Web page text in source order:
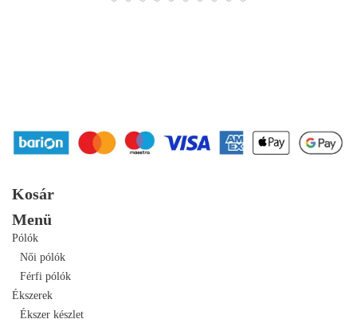
Kosár
Menü
Pólók
Női pólók
Férfi pólók
Ékszerek
Ékszer készlet